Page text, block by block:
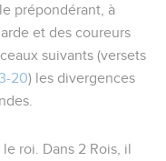
prépondérant, à
et des coureurs
suivants (versets
20) les divergences
le roi . Dans 2 Rois, il